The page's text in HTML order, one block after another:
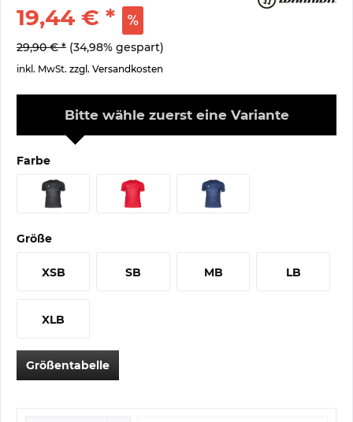
19,44 € *
29,90 € * (34,98% gespart)
inkl. MwSt. zzgl. Versandkosten
Bitte wähle zuerst eine Variante
Farbe
Größe
XSB SB MB LB
XLB
Größentabelle